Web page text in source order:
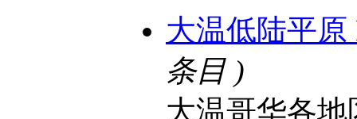
大温低陆平原
条目 )
大温哥华各